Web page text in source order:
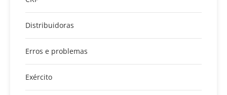
Distribuidoras
Erros e problemas
Exército